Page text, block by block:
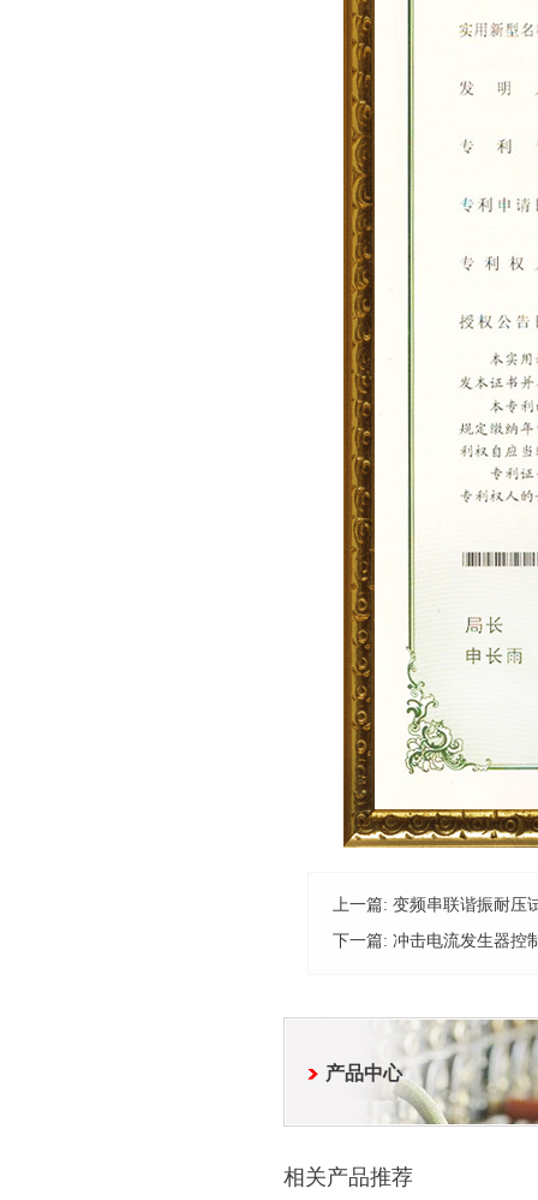
上一篇: 变频串联谐振耐压
下一篇: 冲击电流发生器控
产品中心
相关产品推荐